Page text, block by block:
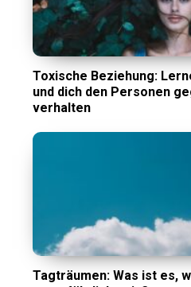
Toxische Beziehung:
und dich den Personen
verhalten
Tagträumen: Was ist es,